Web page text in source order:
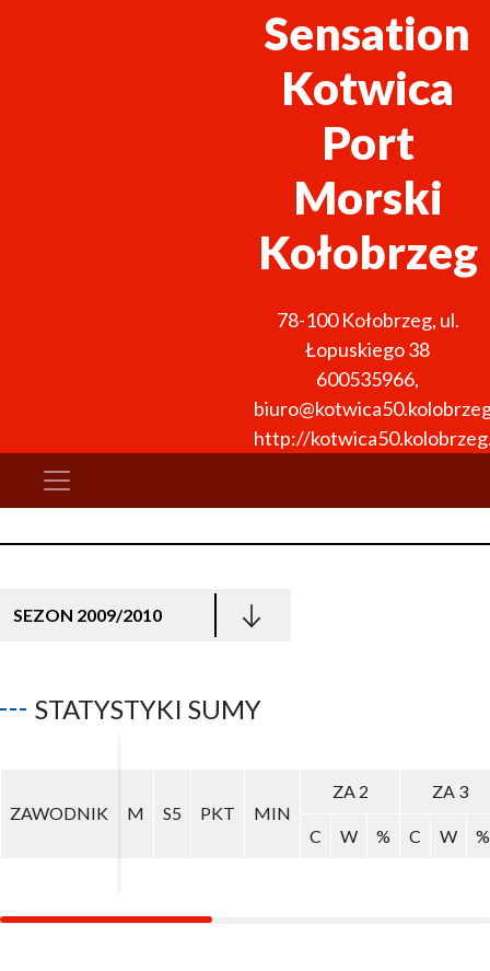
Sensation
Kotwica
Port
Morski
Kołobrzeg
78-100 Kołobrzeg, ul.
Łopuskiego 38
600535966,
http://
SEZON 2009/2010
STATYSTYKI SUMY
ZAWODNIK M S5 PKT MIN
ZA 2 ZA 3
C W % C W %
ZAWODNIK M S5 PKT MIN
ZA 2 ZA 3
C W % C W %